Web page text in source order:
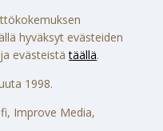
hyväksyt evästeiden
evästeistätäällä.
1998.
Improve Media,